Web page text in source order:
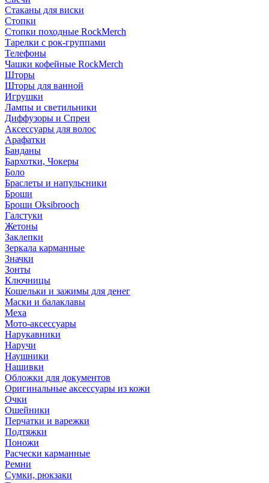
Стаканы для виски
Стопки
Стопки походные RockMerch
Тарелки с рок-группами
Телефоны
Чашки кофейные RockMerch
Шторы
Шторы для ванной
Игрушки
Лампы и светильники
Диффузоры и Спреи
Аксессуары для волос
Арафатки
Банданы
Бархотки, Чокеры
Боло
Браслеты и напульсники
Броши
Броши Oksibrooch
Галстуки
Жетоны
Заклепки
Зеркала карманные
Значки
Зонты
Ключницы
Кошельки и зажимы для денег
Маски и балаклавы
Меха
Мото-аксессуары
Нарукавники
Наручи
Наушники
Нашивки
Обложки для документов
Оригинальные аксессуары из кожи
Очки
Ошейники
Перчатки и варежки
Подтяжки
Поножи
Расчески карманные
Ремни
Сумки, рюкзаки